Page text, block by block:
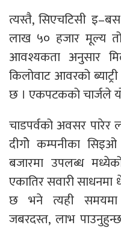
त्यस्तै, सिएचटिसी
लाख ५० हजार मूल्य
आवश्यकता अनुसार
किलोवाट आवरको
छ । एकपटकको चार्जले
चाडपर्वको अवसर पारेर
दीगोे कम्पनीका सिइओ
बजारमा उपलब्ध
एकातिर सवारी
छ भने त्यही समयमा
जबरदस्त, लाभ